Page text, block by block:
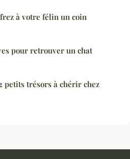
à votre félin un coin
pour retrouver un chat
petits trésors à chérir chez